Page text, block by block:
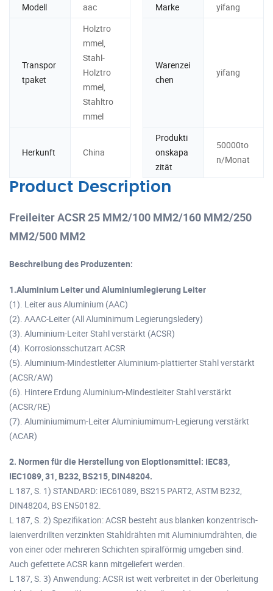
Modell aac Marke yifang
Transpor
tpaket
Holztro
mmel,
Stahl-
Holztro
mmel,
Stahltro
mmel
Warenzei
chen
yifang
Herkunft China
Produkti
onskapa
zität
50000to
n/Monat
Product Description
Freileiter ACSR 25 MM2/100 MM2/160 MM2/250
MM2/500 MM2
Beschreibung des Produzenten:
1.Aluminium Leiter und Aluminiumlegierung Leiter
(1). Leiter aus Aluminium (AAC)
(2). AAAC-Leiter (All Aluminimum Legierungsledery)
(3). Aluminium-Leiter Stahl verstärkt (ACSR)
(4). Korrosionsschutzart ACSR
(5). Aluminium-Mindestleiter Aluminium-plattierter Stahl verstärkt
(ACSR/AW)
(6). Hintere Erdung Aluminium-Mindestleiter Stahl verstärkt
(ACSR/RE)
(7). Aluminiumimum-Leiter Aluminiumimum-Legierung verstärkt
(ACAR)
2. Normen für die Herstellung von Eloptionsmittel: IEC83,
IEC1089, 31, B232, BS215, DIN48204.
L 187, S. 1) STANDARD: IEC61089, BS215 PART2, ASTM B232,
DIN48204, BS EN50182.
L 187, S. 2) Spezifikation: ACSR besteht aus blanken konzentrisch-
laienverdrillten verzinkten Stahldrähten mit Aluminiumdrähten, die
von einer oder mehreren Schichten spiralförmig umgeben sind.
Auch gefettete ACSR kann mitgeliefert werden.
L 187, S. 3) Anwendung: ACSR ist weit verbreitet in der Oberleitung